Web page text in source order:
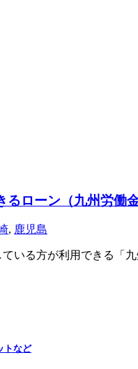
ローン（九州労
, 鹿児島
いる方が利用できる「
トなど